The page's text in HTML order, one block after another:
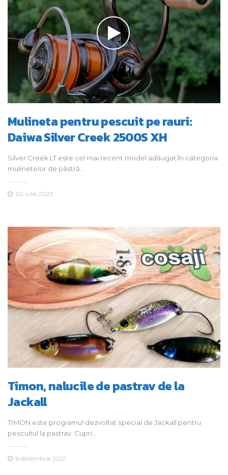
Mulineta pentru pescuit pe rauri:
Daiwa Silver Creek 2500S XH
Silver Creek LT este cel mai recent model adăugat în categoria
mulinetelor de păstră…
20 iulie 2022
Timon, nalucile de pastrav de la
Jackall
TIMON este programul dezvoltat special de Jackall pentru
pescuitul la pastrav. Cupri…
6 decembrie 2021